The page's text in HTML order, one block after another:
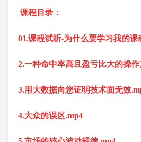
课程目录：
01.课程试听-为什么要学习我的课
2.一种命中率高且盈亏比大的操作
3.用大数据向您证明技术面无效
4.大众的误区.mp4